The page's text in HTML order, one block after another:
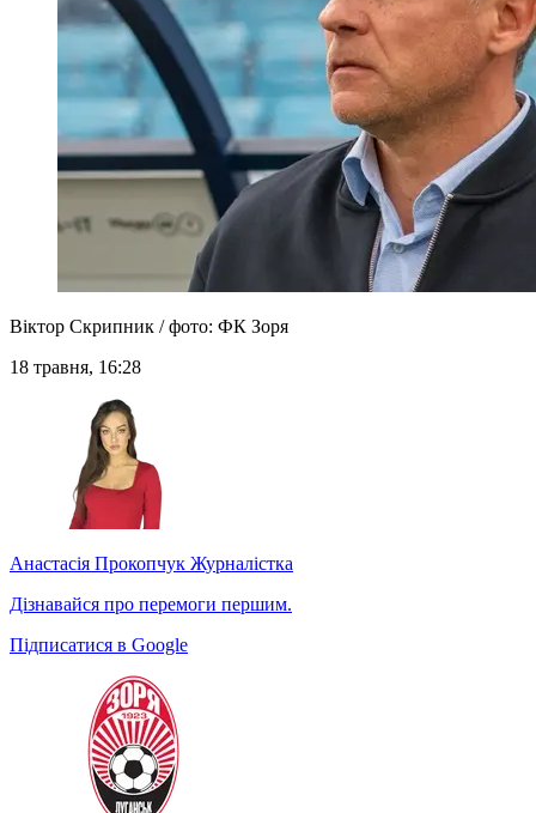
Віктор Скрипник / фото: ФК Зоря
18 травня, 16:28
Анастасія Прокопчук Журналістка
Дізнавайся про перемоги першим.
Підписатися в Google